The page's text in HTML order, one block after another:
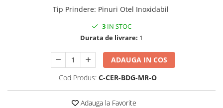
Tip Prindere: Pinuri Otel Inoxidabil
3 IN STOC
Durata de livrare: 1
ADAUGA IN COS
Cod Produs: C-CER-BDG-MR-O
Adauga la Favorite